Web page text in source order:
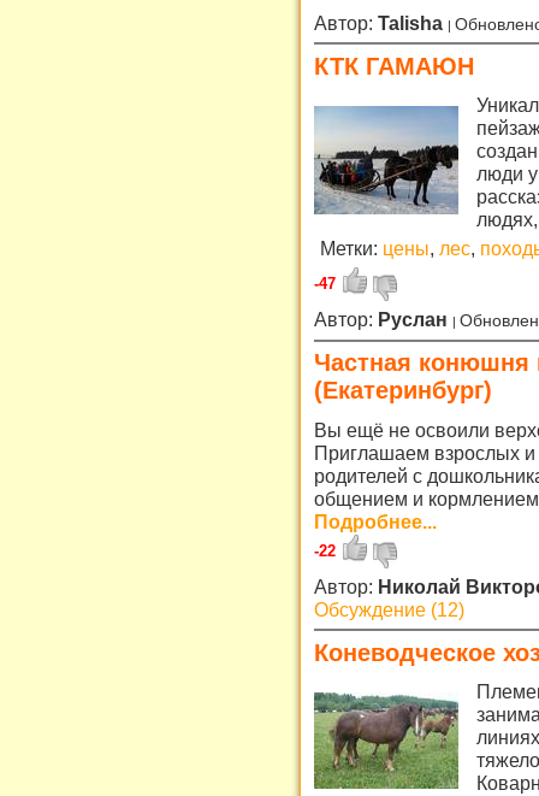
Автор: Talisha
КТК ГАМАЮН
люди
Метки: цены, лес,
-47
Автор: Руслан
Частная конюшня
(Екатеринбург)
Вы ещё не освоили
Приглашаем взрослых
родителей с
общением и кормлением
Подробнее...
-22
Автор: Николай
Обсуждение (12)
Коневодческое